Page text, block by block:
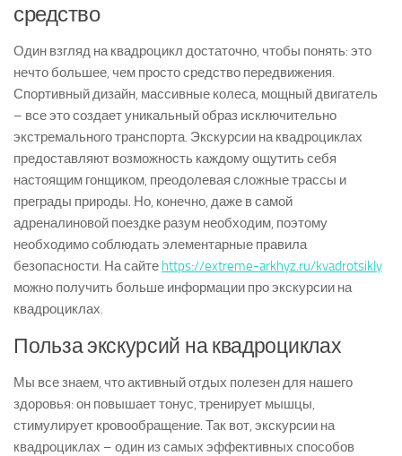
средство
Один взгляд на квадроцикл достаточно, чтобы понять: это
нечто большее, чем просто средство передвижения.
Спортивный дизайн, массивные колеса, мощный двигатель
– все это создает уникальный образ исключительно
экстремального транспорта. Экскурсии на квадроциклах
предоставляют возможность каждому ощутить себя
настоящим гонщиком, преодолевая сложные трассы и
преграды природы. Но, конечно, даже в самой
адреналиновой поездке разум необходим, поэтому
необходимо соблюдать элементарные правила
безопасности. На сайте https://extreme-arkhyz.ru/kvadrotsikly
можно получить больше информации про экскурсии на
квадроциклах.
Польза экскурсий на квадроциклах
Мы все знаем, что активный отдых полезен для нашего
здоровья: он повышает тонус, тренирует мышцы,
стимулирует кровообращение. Так вот, экскурсии на
квадроциклах – один из самых эффективных способов